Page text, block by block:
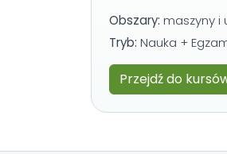
Obszary: maszyny i
Tryb: Nauka +
Przejdź do